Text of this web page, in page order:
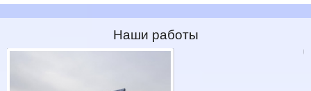
Наши работы